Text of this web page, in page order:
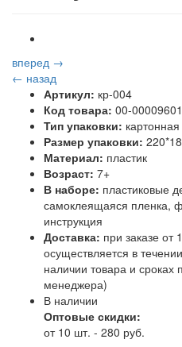
вперед →
← назад
Артикул: кр-004
Код товара: 00-00009601
Тип упаковки:
Размер упаковки:
Материал: пластик
Возраст: 7+
В наборе: пластиковые
самоклеящаяся пленка,
инструкция
Доставка: при заказе от
осуществляется в
наличии товара и сроках
менеджера)
В наличии
Оптовые скидки:
от 10 шт. - 280 руб.